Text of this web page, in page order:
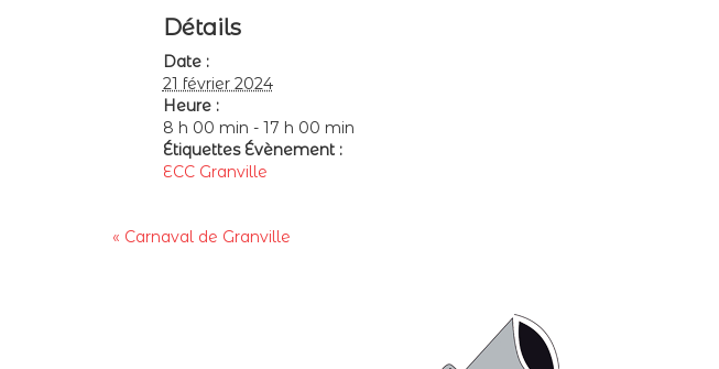
Détails
Date :
21 février 2024
Heure :
8 h 00 min - 17 h 00 min
Étiquettes Évènement :
ECC Granville
« Carnaval de Granville